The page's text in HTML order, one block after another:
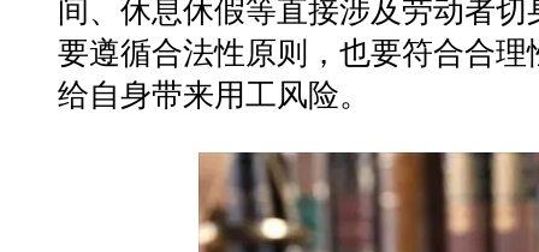
间、休息休假等直接涉及劳动者
要遵循合法性原则，也要符合合
给自身带来用工风险。